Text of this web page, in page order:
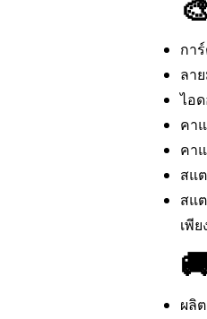
กา
ลา
ไอด
คา
คา
สแ
สแ
เพี
ผลิ